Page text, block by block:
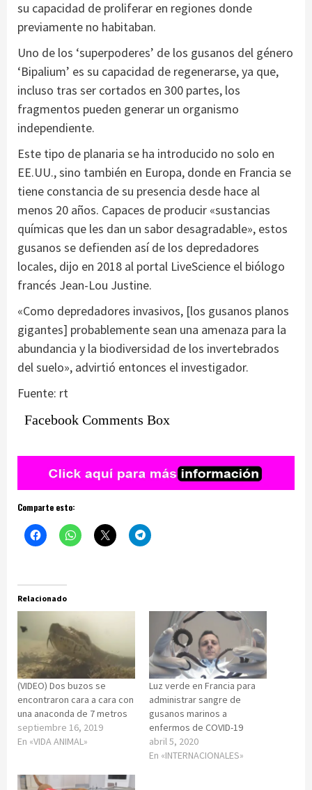
su capacidad de proliferar en regiones donde
previamente no habitaban.
Uno de los ‘superpoderes’ de los gusanos del género
‘Bipalium’ es su capacidad de regenerarse, ya que,
incluso tras ser cortados en 300 partes, los
fragmentos pueden generar un organismo
independiente.
Este tipo de planaria se ha introducido no solo en
EE.UU., sino también en Europa, donde en Francia se
tiene constancia de su presencia desde hace al
menos 20 años. Capaces de producir «sustancias
químicas que les dan un sabor desagradable», estos
gusanos se defienden así de los depredadores
locales, dijo en 2018 al portal LiveScience el biólogo
francés Jean-Lou Justine.
«Como depredadores invasivos, [los gusanos planos
gigantes] probablemente sean una amenaza para la
abundancia y la biodiversidad de los invertebrados
del suelo», advirtió entonces el investigador.
Fuente: rt
Facebook Comments Box
Comparte esto:
Relacionado
(VIDEO) Dos buzos se
encontraron cara a cara con
una anaconda de 7 metros
septiembre 16, 2019
En «VIDA ANIMAL»
Luz verde en Francia para
administrar sangre de
gusanos marinos a
enfermos de COVID-19
abril 5, 2020
En «INTERNACIONALES»